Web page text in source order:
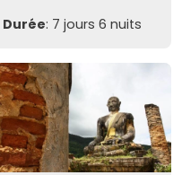
Durée: 7 jours 6 nuits